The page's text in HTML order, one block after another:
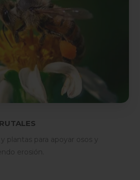
plantas para apoyar osos y
erosión.